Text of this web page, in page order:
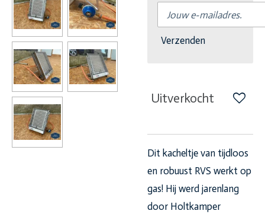
Verzenden
Uitverkocht
Dit kacheltje van tijdloos
en robuust RVS werkt op
gas! Hij werd jarenlang
door Holtkamper